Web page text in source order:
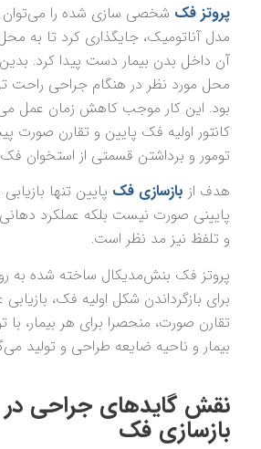
پروتز فک شخصی سازی شده را می‌توان
مدل آناتومیک، جایگذاری کرد تا به
آن داخل بدن بیمار دست پیدا کرد.
محل مورد نظر در هنگام جراحی راحت
بود. این کار موجب کاهش زمان عمل
کانتور اولیه فک پایین و تقارن صورت
تومور و برداشتن قسمتی از استخوان
هدف از بازسازی فک پایین تنها
پایینی صورت نیست بلکه عملکرد دهانی
و تلفظ نیز مد نظر است.
پروتز فک بنش‌‌مدیکال ساخته شده به
برای بازگرداندن شکل اولیه فک،
تقارن صورت، منحصرا برای هر بیمار، با
بیمار و ناحیه ضایعه طراحی و تولید
نقش گایدهای جراحی
بازسازی فک